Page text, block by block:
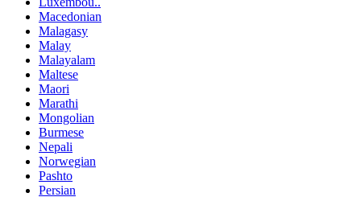
Macedonian
Malagasy
Malay
Malayalam
Maltese
Maori
Marathi
Mongolian
Burmese
Nepali
Norwegian
Pashto
Persian